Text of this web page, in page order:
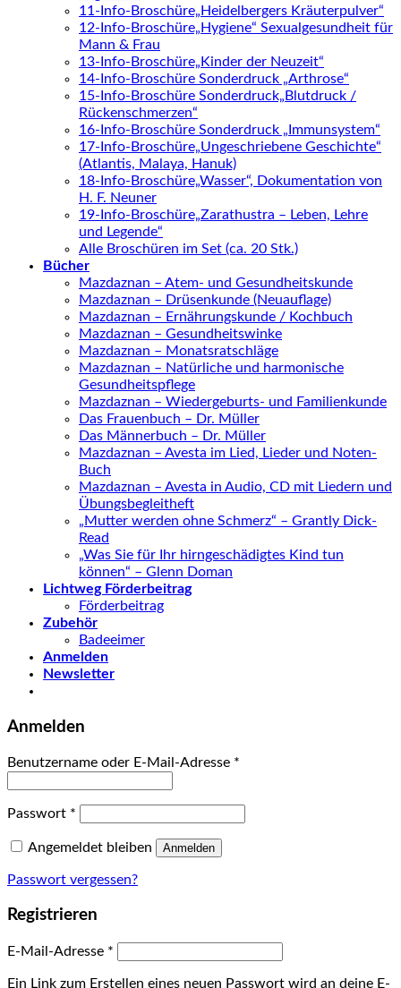
11-Info-Broschüre„Heidelbergers Kräuterpulver“
12-Info-Broschüre„Hygiene“ Sexualgesundheit für
Mann & Frau
13-Info-Broschüre„Kinder der Neuzeit“
14-Info-Broschüre Sonderdruck „Arthrose“
15-Info-Broschüre Sonderdruck„Blutdruck /
Rückenschmerzen“
16-Info-Broschüre Sonderdruck „Immunsystem“
17-Info-Broschüre„Ungeschriebene Geschichte“
(Atlantis, Malaya, Hanuk)
18-Info-Broschüre„Wasser“, Dokumentation von
H. F. Neuner
19-Info-Broschüre„Zarathustra – Leben, Lehre
und Legende“
Alle Broschüren im Set (ca. 20 Stk.)
Bücher
Mazdaznan – Atem- und Gesundheitskunde
Mazdaznan – Drüsenkunde (Neuauflage)
Mazdaznan – Ernährungskunde / Kochbuch
Mazdaznan – Gesundheitswinke
Mazdaznan – Monatsratschläge
Mazdaznan – Natürliche und harmonische
Gesundheitspflege
Mazdaznan – Wiedergeburts- und Familienkunde
Das Frauenbuch – Dr. Müller
Das Männerbuch – Dr. Müller
Mazdaznan – Avesta im Lied, Lieder und Noten-
Buch
Mazdaznan – Avesta in Audio, CD mit Liedern und
Übungsbegleitheft
„Mutter werden ohne Schmerz“ – Grantly Dick-
Read
„Was Sie für Ihr hirngeschädigtes Kind tun
können“ – Glenn Doman
Lichtweg Förderbeitrag
Förderbeitrag
Zubehör
Badeeimer
Anmelden
Newsletter
Anmelden
Benutzername oder E-Mail-Adresse *
Passwort *
Angemeldet bleiben Anmelden
Passwort vergessen?
Registrieren
E-Mail-Adresse *
Ein Link zum Erstellen eines neuen Passwort wird an deine E-